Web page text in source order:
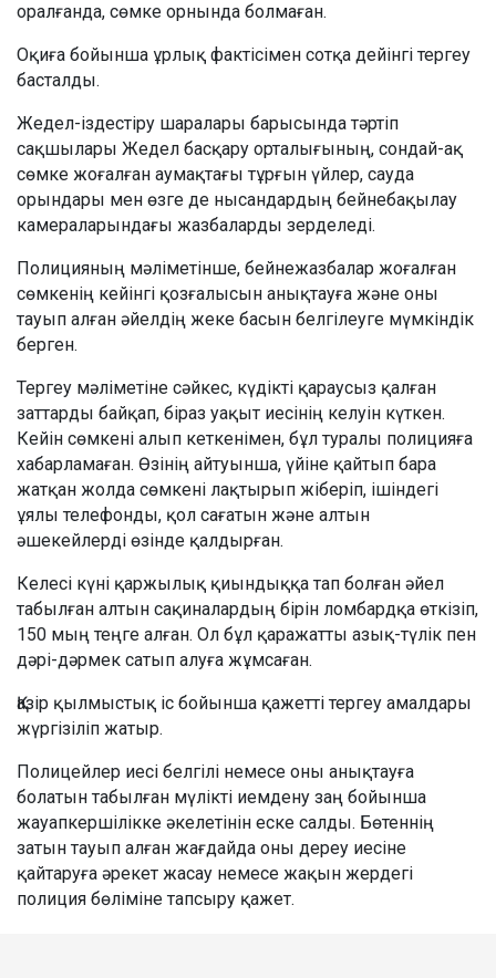
оралғанда, сөмке орнында болмаған.
Оқиға бойынша ұрлық фактісімен сотқа дейінгі тергеу
басталды.
Жедел-іздестіру шаралары барысында тәртіп
сақшылары Жедел басқару орталығының, сондай-ақ
сөмке жоғалған аумақтағы тұрғын үйлер, сауда
орындары мен өзге де нысандардың бейнебақылау
камераларындағы жазбаларды зерделеді.
Полицияның мәліметінше, бейнежазбалар жоғалған
сөмкенің кейінгі қозғалысын анықтауға және оны
тауып алған әйелдің жеке басын белгілеуге мүмкіндік
берген.
Тергеу мәліметіне сәйкес, күдікті қараусыз қалған
заттарды байқап, біраз уақыт иесінің келуін күткен.
Кейін сөмкені алып кеткенімен, бұл туралы полицияға
хабарламаған. Өзінің айтуынша, үйіне қайтып бара
жатқан жолда сөмкені лақтырып жіберіп, ішіндегі
ұялы телефонды, қол сағатын және алтын
әшекейлерді өзінде қалдырған.
Келесі күні қаржылық қиындыққа тап болған әйел
табылған алтын сақиналардың бірін ломбардқа өткізіп,
150 мың теңге алған. Ол бұл қаражатты азық-түлік пен
дәрі-дәрмек сатып алуға жұмсаған.
Қазір қылмыстық іс бойынша қажетті тергеу амалдары
жүргізіліп жатыр.
Полицейлер иесі белгілі немесе оны анықтауға
болатын табылған мүлікті иемдену заң бойынша
жауапкершілікке әкелетінін еске салды. Бөтеннің
затын тауып алған жағдайда оны дереу иесіне
қайтаруға әрекет жасау немесе жақын жердегі
полиция бөліміне тапсыру қажет.